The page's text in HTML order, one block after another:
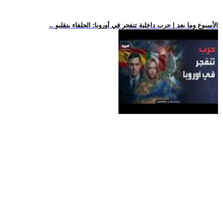
.. الأسبوع وما بعد | حرب داخلية تنفجر في أوروبا: الحلفاء ينقلبو